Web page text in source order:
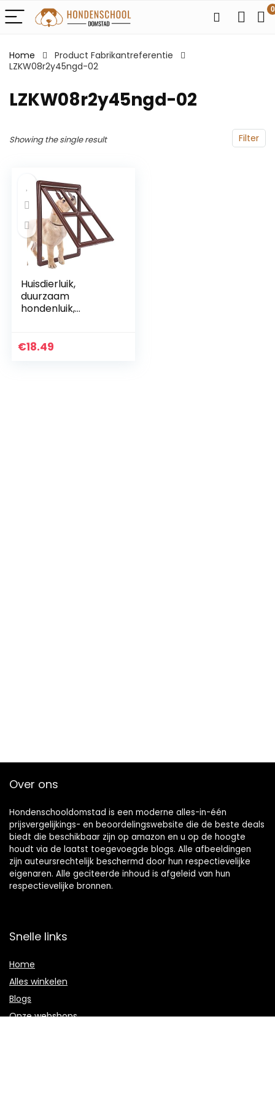
0
Home
Product Fabrikantreferentie
LZKW08r2y45ngd-02
LZKW08r2y45ngd-02
Filter
Showing the single result
Huisdierluik,
duurzaam
hondenluik,
Puppy Pet Small
€18.49
Over ons
Hondenschooldomstad is een moderne alles-in-één
prijsvergelijkings- en beoordelingswebsite die de beste deals
biedt die beschikbaar zijn op amazon en u op de hoogte
houdt via de laatst toegevoegde blogs. Alle afbeeldingen
zijn auteursrechtelijk beschermd door hun respectievelijke
eigenaren. Alle geciteerde inhoud is afgeleid van hun
respectievelijke bronnen.
Snelle links
Home
Alles winkelen
Blogs
Onze webshops